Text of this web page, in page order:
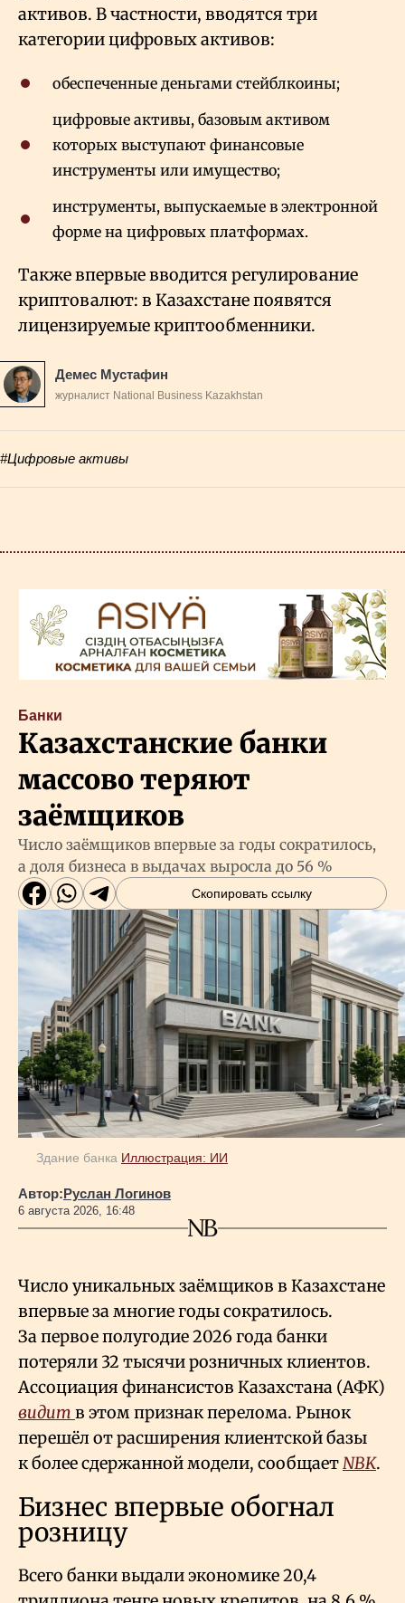
активов. В частности, вводятся три
категории цифровых активов:
обеспеченные деньгами стейблкоины;
цифровые активы, базовым активом
которых выступают финансовые
инструменты или имущество;
инструменты, выпускаемые в электронной
форме на цифровых платформах.
Также впервые вводится регулирование
криптовалют: в Казахстане появятся
лицензируемые криптообменники.
Демес Мустафин
журналист National Business Kazakhstan
#Цифровые активы
Банки
Казахстанские банки
массово теряют
заёмщиков
Число заёмщиков впервые за годы сократилось,
а доля бизнеса в выдачах выросла до 56 %
Скопировать ссылку
Здание банка Иллюстрация: ИИ
Автор:Руслан Логинов
6 августа 2026, 16:48
Число уникальных заёмщиков в Казахстане
впервые за многие годы сократилось.
За первое полугодие 2026 года банки
потеряли 32 тысячи розничных клиентов.
Ассоциация финансистов Казахстана (АФК)
видит в этом признак перелома. Рынок
перешёл от расширения клиентской базы
к более сдержанной модели, сообщаетNBK.
Бизнес впервые обогнал
розницу
Всего банки выдали экономике 20,4